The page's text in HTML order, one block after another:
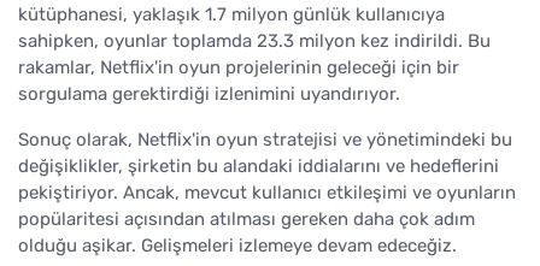
kütüphanesi, yaklaşık 1.7 milyon günlük kullanıcıya
sahipken, oyunlar toplamda 23.3 milyon kez indirildi. Bu
rakamlar, Netflix'in oyun projelerinin geleceği için bir
sorgulama gerektirdiği izlenimini uyandırıyor.
Sonuç olarak, Netflix'in oyun stratejisi ve yönetimindeki bu
değişiklikler, şirketin bu alandaki iddialarını ve hedeflerini
pekiştiriyor. Ancak, mevcut kullanıcı etkileşimi ve oyunların
popülaritesi açısından atılması gereken daha çok adım
olduğu aşikar. Gelişmeleri izlemeye devam edeceğiz.